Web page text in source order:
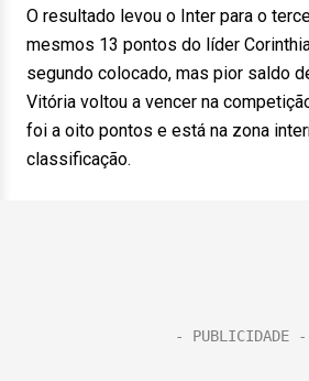
O resultado levou o Inter para o
mesmos 13 pontos do líder
segundo colocado, mas pior saldo
Vitória voltou a vencer na
foi a oito pontos e está na zona
classificação.